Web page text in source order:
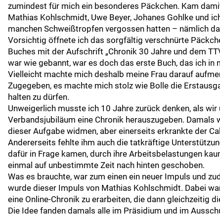
zumindest für mich ein besonderes Päckchen. Kam
Mathias Kohlschmidt, Uwe Beyer, Johanes Gohlke und
manchen Schweißtropfen vergossen hatten – nämlich
Vorsichtig öffnete ich das sorgfältig verschnürte
Buches mit der Aufschrift „Chronik 30 Jahre und dem
war wie gebannt, war es doch das erste Buch, das ich
Vielleicht machte mich deshalb meine Frau darauf
Zugegeben, es machte mich stolz wie Bolle die
halten zu dürfen.
Unweigerlich musste ich 10 Jahre zurück denken, als
Verbandsjubiläum eine Chronik herauszugeben.
dieser Aufgabe widmen, aber einerseits erkrankte der
Andererseits fehlte ihm auch die tatkräftige
dafür in Frage kamen, durch ihre Arbeitsbelastungen
einmal auf unbestimmte Zeit nach hinten geschoben.
Was es brauchte, war zum einen ein neuer Impuls und
wurde dieser Impuls von Mathias Kohlschmidt. Dabei
eine Online-Chronik zu erarbeiten, die dann gleichzeitig
Die Idee fanden damals alle im Präsidium und im